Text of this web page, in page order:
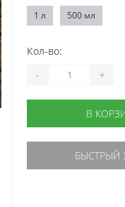
1 л 500 мл
Кол-во:
- +
В
БЫСТРЫЙ